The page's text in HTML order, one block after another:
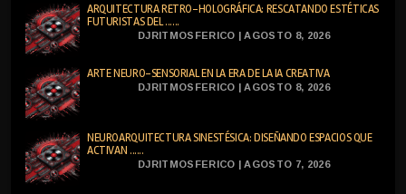
ARQUITECTURA RETRO-HOLOGRÁFICA: RESCATANDO ESTÉTICAS
FUTURISTAS DEL ......
DJRITMOSFERICO | AGOSTO 8, 2026
ARTE NEURO-SENSORIAL EN LA ERA DE LA IA CREATIVA
DJRITMOSFERICO | AGOSTO 8, 2026
NEUROARQUITECTURA SINESTÉSICA: DISEÑANDO ESPACIOS QUE
ACTIVAN ......
DJRITMOSFERICO | AGOSTO 7, 2026